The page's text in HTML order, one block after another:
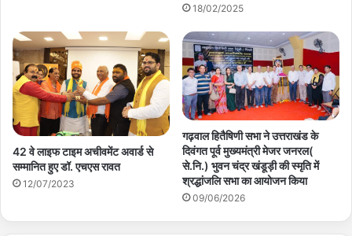
18/02/2025
42 वे लाइफ टाइम अचीवमेंट अवार्ड से
सम्मानित हुए डॉ. एचएस रावत
12/07/2023
गढ़वाल हितैषिणी सभा ने उत्तराखंड के
दिवंगत पूर्व मुख्यमंत्री मेजर जनरल(
से.नि.) भुवन चंद्र खंडूड़ी की स्मृति में
श्रद्धांजलि सभा का आयोजन किया
09/06/2026